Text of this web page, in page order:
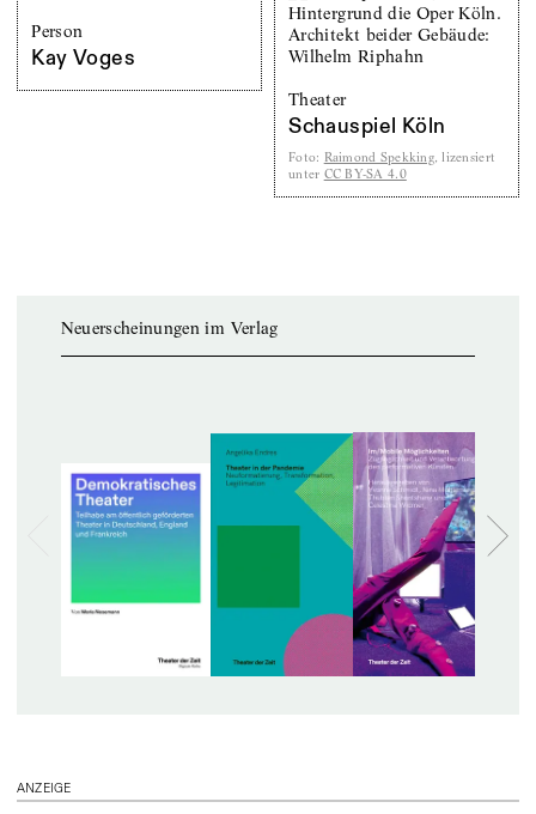
Person
Kay Voges
Theater
Schauspiel Köln
Foto: Raimond Spekking, lizensiert
unter CC BY-SA 4.0
Neuerscheinungen im Verlag
ANZEIGE